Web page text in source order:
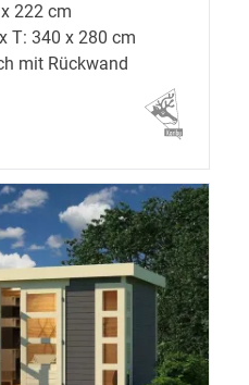
222 cm
T: 340 x 280 cm
mit Rückwand